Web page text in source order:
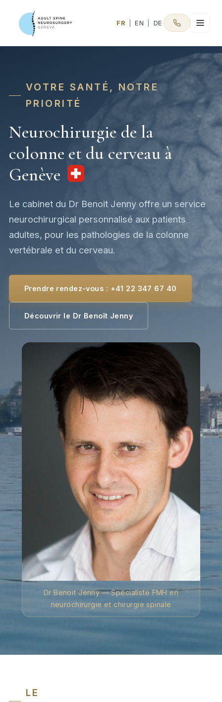
FR EN DE
VOTRE SANTÉ, NOTRE
PRIORITÉ
Neurochirurgie de la
colonne et du cerveau à
Genève
Le cabinet du Dr Benoit Jenny offre un service
neurochirurgical personnalisé aux patients
adultes, pour les pathologies de la colonne
vertébrale et du cerveau.
Prendre rendez-vous : +41 22 347 67 40
Découvrir le Dr Benoît Jenny
Dr Benoit Jenny — Spécialiste FMH en
neurochirurgie et chirurgie spinale
LE